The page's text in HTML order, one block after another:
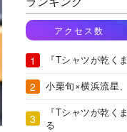
アクセス数
『Tシャツが乾く
小栗旬×横浜流星
『Tシャツが乾く
る